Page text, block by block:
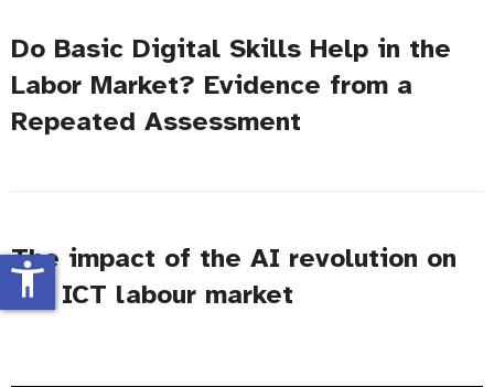
Do Basic Digital Skills Help in the
Labor Market? Evidence from a
Repeated Assessment
The impact of the AI revolution on
the ICT labour market
accessibility_new